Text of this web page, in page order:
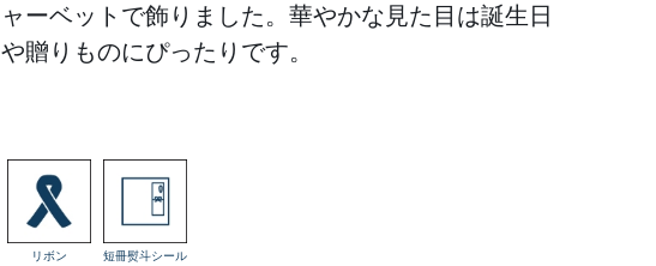
ャーベットで飾りました。華やかな見た目は誕生日
や贈りものにぴったりです。
リボン 短冊熨斗シール